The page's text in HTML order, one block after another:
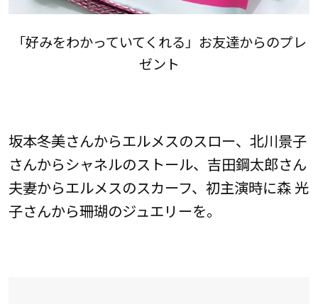
「好みをわかっていてくれる」お友達からのプレ
ゼント
坂本冬美さんからエルメスのスロー、北川景子
さんからシャネルのストール、吉田鋼太郎さん
夫妻からエルメスのスカーフ、初主演時に森 光
子さんから珊瑚のジュエリーを。